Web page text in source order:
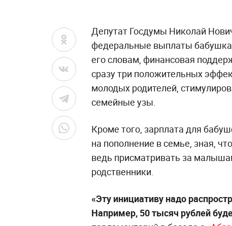
Депутат Госдумы Николай
федеральные выплаты
его словам, финансовая
сразу три положительных
молодых родителей,
семейные узы.
Кроме того, зарплата для
на пополнение в семье, зная,
ведь присматривать за
родственники.
«Эту инициативу надо
Например, 50 тысяч рублей